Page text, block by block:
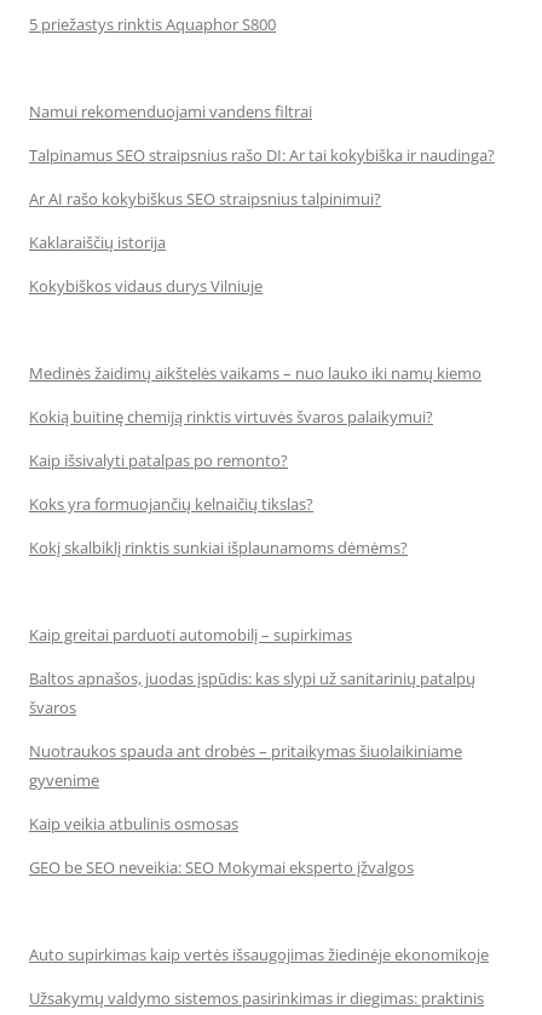
5 priežastys rinktis Aquaphor S800
Namui rekomenduojami vandens filtrai
Talpinamus SEO straipsnius rašo DI: Ar tai kokybiška ir naudinga?
Ar AI rašo kokybiškus SEO straipsnius talpinimui?
Kaklaraiščių istorija
Kokybiškos vidaus durys Vilniuje
Medinės žaidimų aikštelės vaikams – nuo lauko iki namų kiemo
Kokią buitinę chemiją rinktis virtuvės švaros palaikymui?
Kaip išsivalyti patalpas po remonto?
Koks yra formuojančių kelnaičių tikslas?
Kokį skalbiklį rinktis sunkiai išplaunamoms dėmėms?
Kaip greitai parduoti automobilį – supirkimas
Baltos apnašos, juodas įspūdis: kas slypi už sanitarinių patalpų
švaros
Nuotraukos spauda ant drobės – pritaikymas šiuolaikiniame
gyvenime
Kaip veikia atbulinis osmosas
GEO be SEO neveikia: SEO Mokymai eksperto įžvalgos
Auto supirkimas kaip vertės išsaugojimas žiedinėje ekonomikoje
Užsakymų valdymo sistemos pasirinkimas ir diegimas: praktinis